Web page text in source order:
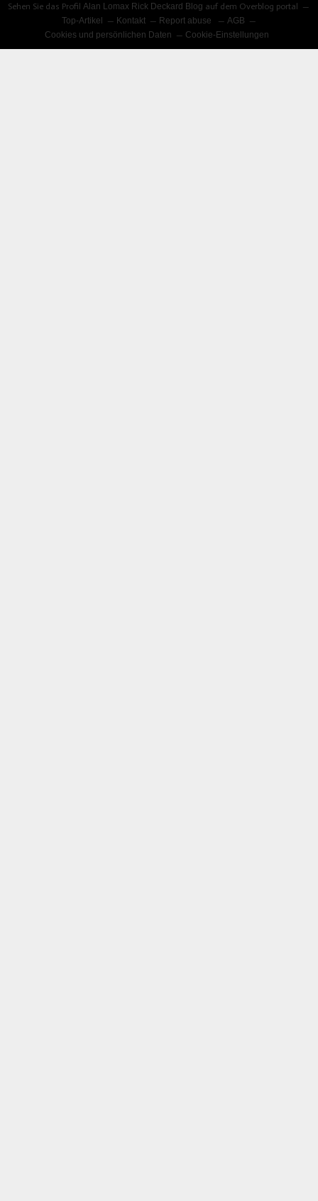
Sehen Sie das ProfilAlan Lomax Rick Deckard Blog auf dem Overblog portal
Top-Artikel
Kontakt Report abuse
AGB
Cookies und persönlichen Daten
Cookie-Einstellungen